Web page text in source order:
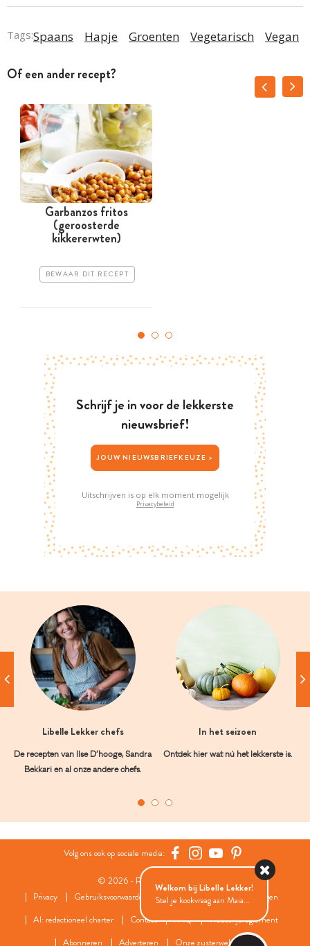
Tags:Spaans Hapje Groenten Vegetarisch Vegan
Of een ander recept?
Garbanzos fritos
(geroosterde
kikkererwten)
BEWAAR DIT RECEPT
Schrijf je in voor de lekkerste
nieuwsbrief!
JOUW NIEUWSBRIEFKEUZE >
Uitschrijven is op elk moment mogelijk
Privacybeleid
Libelle Lekker chefs
De recepten van Ilse D’hooge, Sandra
Bekkari en al onze andere chefs.
In het seizoen
Ontdek hier wat nú het lekkerste is.
Volg ons ook op sociale media:
© 2026 - Roularta Media Group
Privacy
Gebruiksvoorwaarden Cookies
Cookies instellingen
AI: redactioneel charter
Contact FAQ
Wedstrijdreglement
Abonneren
Adverteren Onze zusterwebsites
Welkom bij Libelle Lekker!
Stel je kookvraag aan Maia...